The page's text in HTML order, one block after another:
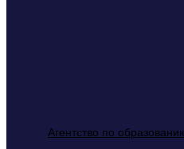
Агентство по